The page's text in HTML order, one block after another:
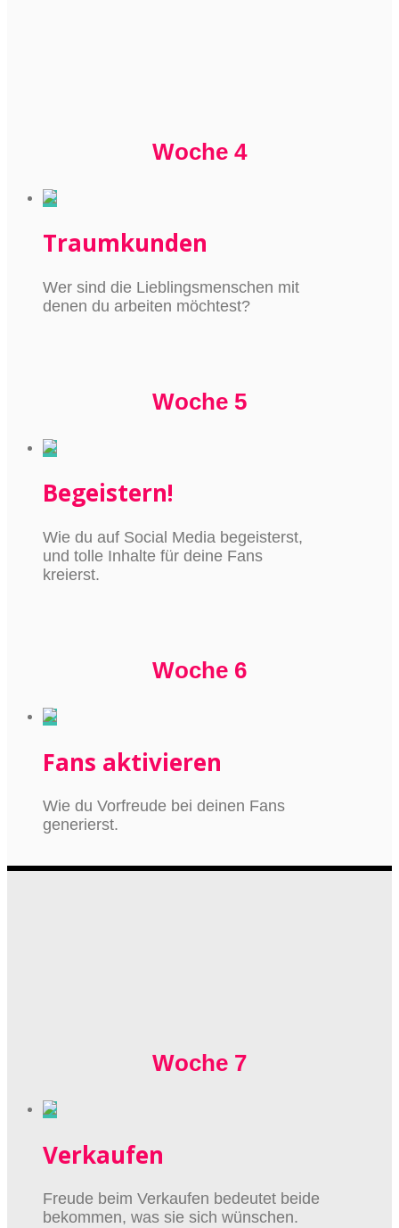
Woche 4
Traumkunden
Wer sind die Lieblingsmenschen mit
denen du arbeiten möchtest?
Woche 5
Begeistern!
Wie du auf Social Media begeisterst,
und tolle Inhalte für deine Fans
kreierst.
Woche 6
Fans aktivieren
Wie du Vorfreude bei deinen Fans
generierst.
Woche 7
Verkaufen
Freude beim Verkaufen bedeutet beide
bekommen, was sie sich wünschen.